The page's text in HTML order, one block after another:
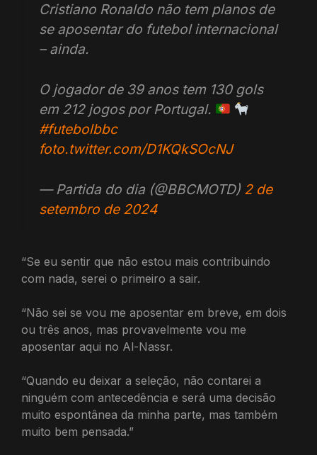
Cristiano Ronaldo não tem planos de
se aposentar do futebol internacional
– ainda.
O jogador de 39 anos tem 130 gols
em 212 jogos por Portugal.
#futebolbbc
foto.twitter.com/D1KQkSOcNJ
— Partida do dia (@BBCMOTD) 2 de
setembro de 2024
“Se eu sentir que não estou mais contribuindo
com nada, serei o primeiro a sair.
“Não sei se vou me aposentar em breve, em dois
ou três anos, mas provavelmente vou me
aposentar aqui no Al-Nassr.
“Quando eu deixar a seleção, não contarei a
ninguém com antecedência e será uma decisão
muito espontânea da minha parte, mas também
muito bem pensada.”